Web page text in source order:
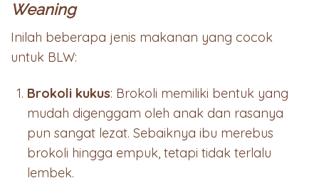
Weaning
Inilah beberapa jenis makanan yang cocok
untuk BLW:
Brokoli kukus: Brokoli memiliki bentuk yang
mudah digenggam oleh anak dan rasanya
pun sangat lezat. Sebaiknya ibu merebus
brokoli hingga empuk, tetapi tidak terlalu
lembek.